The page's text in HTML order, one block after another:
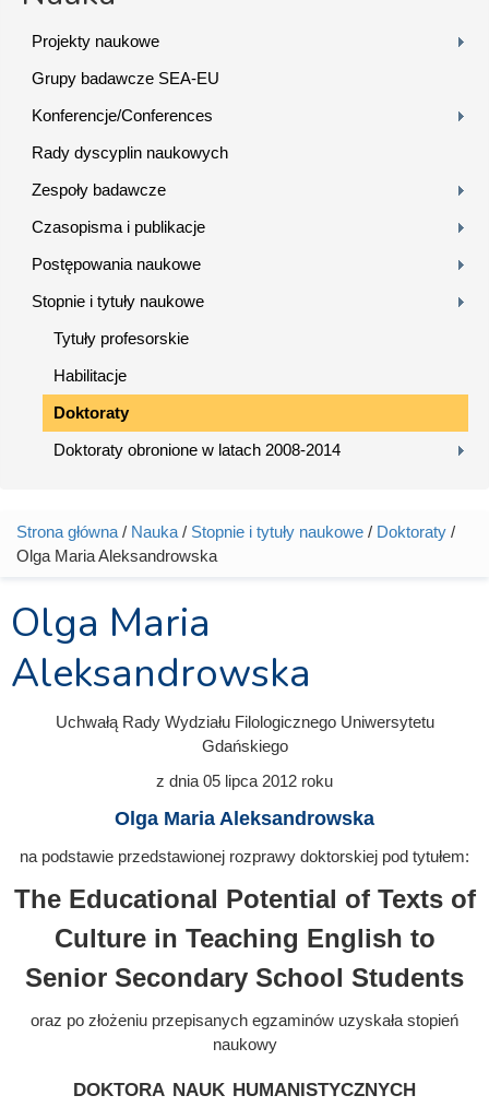
Projekty naukowe
Grupy badawcze SEA-EU
Konferencje/Conferences
Rady dyscyplin naukowych
Zespoły badawcze
Czasopisma i publikacje
Postępowania naukowe
Stopnie i tytuły naukowe
Tytuły profesorskie
Habilitacje
Doktoraty
Doktoraty obronione w latach 2008-2014
Jesteś tutaj
Strona główna / Nauka / Stopnie i tytuły naukowe / Doktoraty /
Olga Maria Aleksandrowska
Olga Maria
Aleksandrowska
Uchwałą Rady Wydziału Filologicznego Uniwersytetu
Gdańskiego
z dnia 05 lipca 2012 roku
Olga Maria Aleksandrowska
na podstawie przedstawionej rozprawy doktorskiej pod tytułem:
The Educational Potential of Texts of
Culture in Teaching English to
Senior Secondary School Students
oraz po złożeniu przepisanych egzaminów uzyskała stopień
naukowy
doktora nauk humanistycznych